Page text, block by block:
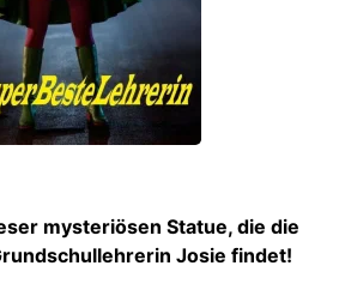
mysteriösen Statue, die die
Josie findet!